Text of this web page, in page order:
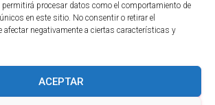
procesar datos como el comportamiento de
en este sitio. No consentir o retirar el
afectar negativamente a ciertas características y
ACEPTAR
de estas sagradas imágenes.